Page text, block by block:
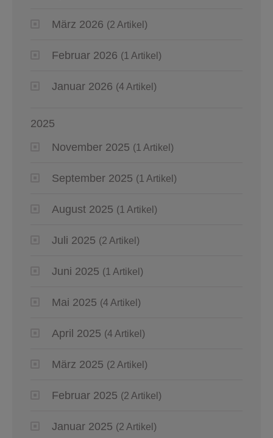
März 2026 (2 Artikel)
Februar 2026 (1 Artikel)
Januar 2026 (4 Artikel)
2025
November 2025 (1 Artikel)
September 2025 (1 Artikel)
August 2025 (1 Artikel)
Juli 2025 (2 Artikel)
Juni 2025 (1 Artikel)
Mai 2025 (4 Artikel)
April 2025 (4 Artikel)
März 2025 (2 Artikel)
Februar 2025 (2 Artikel)
Januar 2025 (2 Artikel)